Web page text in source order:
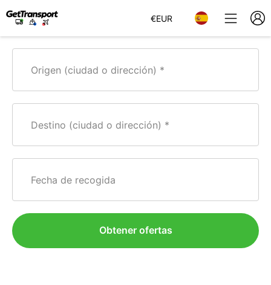
€EUR
Origen (ciudad o dirección)
Destino (ciudad o dirección)
Fecha de recogida
Obtener ofertas